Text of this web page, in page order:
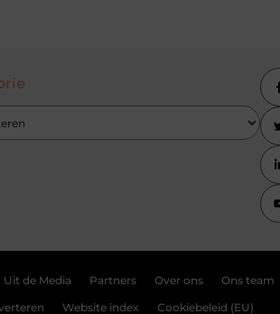
Uit de Media Partners Over ons Ons team
Website index Cookiebeleid (EU)